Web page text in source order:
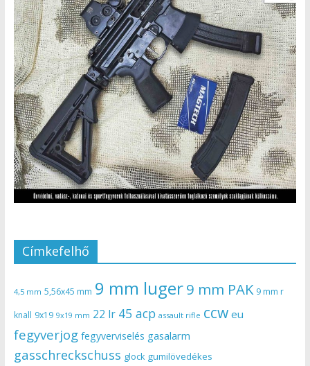
Címkefelhő
4,5 mm 5,56x45 mm 9 mm luger9 mm PAK 9 mm r
knall 9x19 9x19 mm 22 lr 45 acp assault rifle ccw eu
fegyverjog fegyverviselés gasalarm
gasschreckschuss glock gumilövedékes